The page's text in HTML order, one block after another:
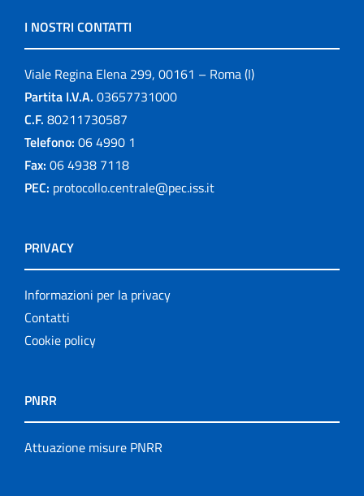
I NOSTRI CONTATTI
Viale Regina Elena 299, 00161 – Roma (I)
Partita I.V.A. 03657731000
C.F. 80211730587
Telefono: 06 4990 1
Fax: 06 4938 7118
PEC: protocollo.centrale@pec.iss.it
PRIVACY
Informazioni per la privacy
Contatti
Cookie policy
PNRR
Attuazione misure PNRR